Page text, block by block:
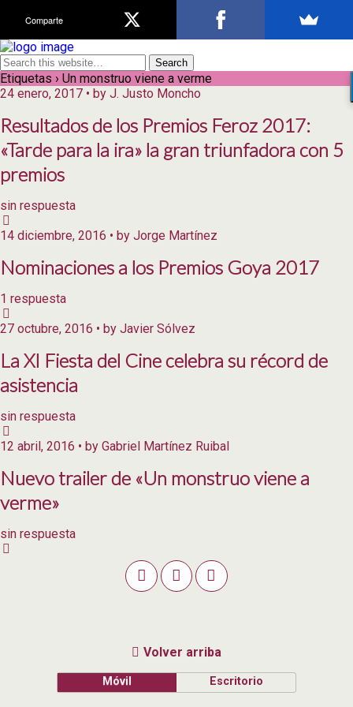
Etiquetas › Un monstruo viene a verme
24 enero, 2017 • by J. Justo Moncho
Resultados de los Premios Feroz 2017:
«Tarde para la ira» la gran triunfadora con 5
premios
sin respuesta
14 diciembre, 2016 • by Jorge Martínez
Nominaciones a los Premios Goya 2017
1 respuesta
27 octubre, 2016 • by Javier Sólvez
La XI Fiesta del Cine celebra su récord de
asistencia
sin respuesta
12 abril, 2016 • by Gabriel Martínez Ruibal
Nuevo trailer de «Un monstruo viene a
verme»
sin respuesta
Volver arriba
Móvil Escritorio
Comparte